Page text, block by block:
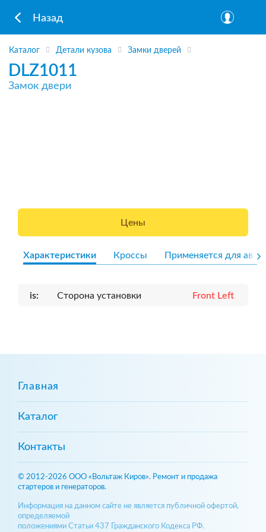
Назад
Каталог Детали кузова Замки дверей
DLZ1011
Замок двери
Цены
Характеристики Кроссы Применяется для авто
is: Сторона установки Front Left
Главная
Каталог
Контакты
© 2012-2026 ООО «Вольтаж Киров». Ремонт и продажа
стартеров и генераторов.
Информация на данном сайте не является публичной офертой,
определяемой
положениями Статьи 437 Гражданского Кодекса РФ.